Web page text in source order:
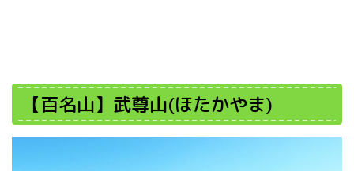
【百名山】武尊山(ほたかやま)